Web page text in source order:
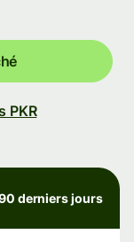
PKR
derniers jours